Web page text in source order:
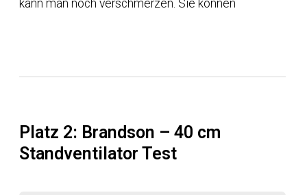
kann man noch verschmerzen. Sie können
Platz 2: Brandson – 40 cm
Standventilator Test